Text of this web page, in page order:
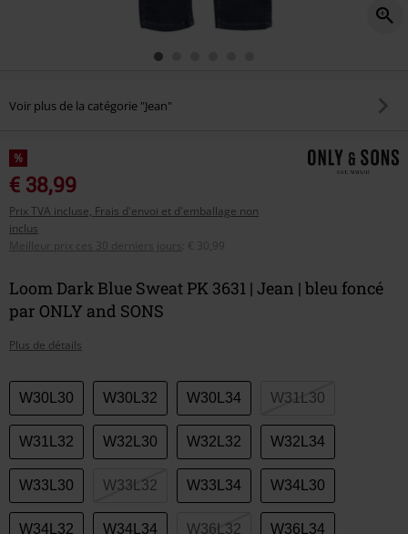
Voir plus de la catégorie "Jean"
%
€ 38,99
Prix TVA incluse, Frais d'envoi et d'emballage non
inclus
Meilleur prix ces 30 derniers jours
€ 30,99
Loom Dark Blue Sweat PK 3631 | Jean | bleu foncé
par ONLY and SONS
Plus de détails
Choisissez
votre
taille
W30L30 W30L32 W30L34 W31L30
W31L32 W32L30 W32L32 W32L34
W33L30 W33L32 W33L34 W34L30
W34L32 W34L34 W36L32 W36L34